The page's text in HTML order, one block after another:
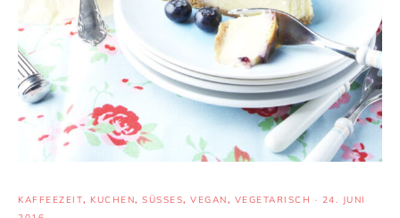
KAFFEEZEIT, KUCHEN, SÜSSES , VEGAN, VEGETARISCH · 24. JUNI